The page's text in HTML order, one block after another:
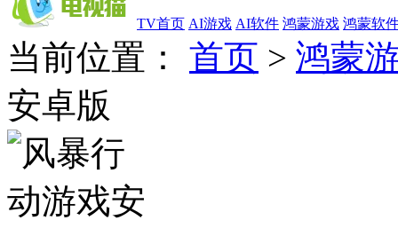
TV首页 AI游戏 AI软件 鸿蒙游戏 鸿蒙软
当前位置： 首页 > 鸿蒙
安卓版